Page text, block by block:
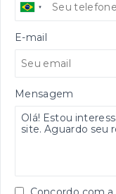
E-mail
Mensagem